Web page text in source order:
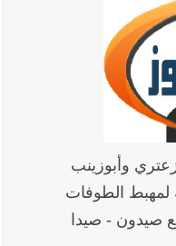
رودولف هيكل استقبل
جميع اللبنانيين
جيش العدوالاسرائيلي
الجبل
وأبوزينب
لمهبط الطوفات
صيدون - صيدا